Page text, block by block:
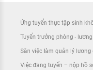
Ứng tuyển thực tập sinh
Tuyển trưởng phòng -
Săn việc làm quản lý lương
Việc đang tuyển – nộp hồ